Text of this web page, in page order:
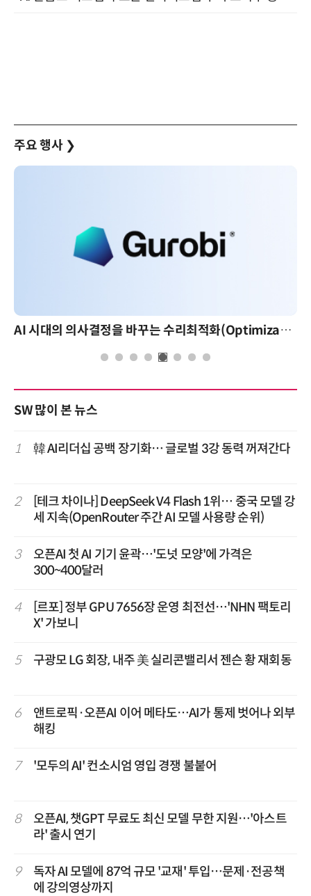
주요 행사 ❯
AI 시대의 의사결정을 바꾸는 수리최적화(Optimization): 실제 산업 적용 사례와 활용 전략
SW 많이 본 뉴스
1 韓 AI리더십 공백 장기화… 글로벌 3강 동력 꺼져간다
2
[테크 차이나] DeepSeek V4 Flash 1위… 중국 모델 강
세 지속(OpenRouter 주간 AI 모델 사용량 순위)
3
오픈AI 첫 AI 기기 윤곽…'도넛 모양'에 가격은
300~400달러
4
[르포] 정부 GPU 7656장 운영 최전선…'NHN 팩토리
X' 가보니
5 구광모 LG 회장, 내주 美 실리콘밸리서 젠슨 황 재회동
6
앤트로픽·오픈AI 이어 메타도…AI가 통제 벗어나 외부
해킹
7 '모두의 AI' 컨소시엄 영입 경쟁 불붙어
8
오픈AI, 챗GPT 무료도 최신 모델 무한 지원…'아스트
라' 출시 연기
9
독자 AI 모델에 87억 규모 '교재' 투입…문제·전공책
에 강의영상까지